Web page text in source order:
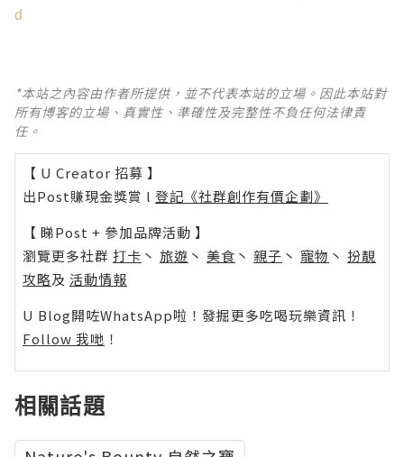
d
*本站之內容由作者所提供，並不代表本站的立場。因此本站對
所有博客的立場、真實性、準確性及完整性不負任何法律責
任。
【 U Creator 招募 】
出Post賺現金獎賞 l 登記《社群創作有價企劃》
【 睇Post + 參加品牌活動 】
瀏覽更多社群 打卡 丶 旅遊 丶 美食 丶 親子 丶 寵物 丶 扮靚
攻略及 活動情報
U Blog開咗WhatsApp啦！發掘更多吃喝玩樂資訊！
Follow 我哋 ！
相關話題